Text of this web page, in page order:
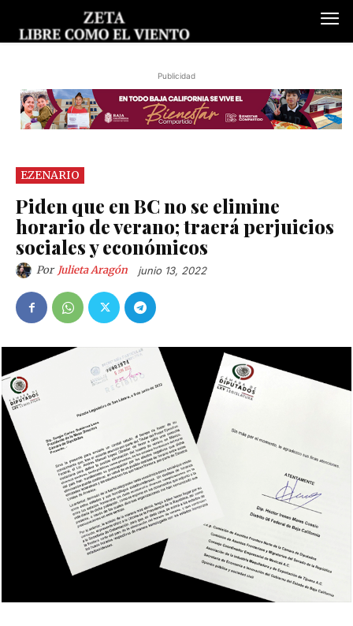
Publicidad
EZENARIO
Piden que en BC no se elimine
horario de verano; traerá perjuicios
sociales y económicos
Por Julieta Aragón junio 13, 2022